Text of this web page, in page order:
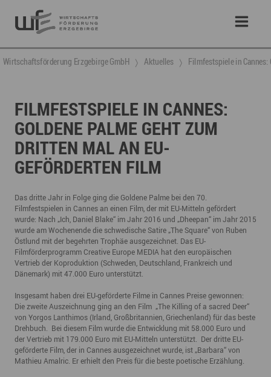
Wirtschaftsförderung Erzgebirge GmbH Aktuelles Filmfestspiele in
FILMFESTSPIELE IN CANNES:
GOLDENE PALME GEHT ZUM
DRITTEN MAL AN EU-
GEFÖRDERTEN FILM
Das dritte Jahr in Folge ging die Goldene Palme bei den 70.
Filmfestspielen in Cannes an einen Film, der mit EU-Mitteln gefördert
wurde: Nach „Ich, Daniel Blake“ im Jahr 2016 und „Dheepan“ im Jahr 2015
wurde am Wochenende die schwedische Satire „The Square“ von Ruben
Östlund mit der begehrten Trophäe ausgezeichnet. Das EU-
Filmförderprogramm Creative Europe MEDIA hat den europäischen
Vertrieb der Koproduktion (Schweden, Deutschland, Frankreich und
Dänemark) mit 47.000 Euro unterstützt.
Insgesamt haben drei EU-geförderte Filme in Cannes Preise gewonnen:
Die zweite Auszeichnung ging an den Film „The Killing of a sacred Deer“
von Yorgos Lanthimos (Irland, Großbritannien, Griechenland) für das beste
Drehbuch. Bei diesem Film wurde die Entwicklung mit 58.000 Euro und
der Vertrieb mit 179.000 Euro mit EU-Mitteln unterstützt. Der dritte EU-
geförderte Film, der in Cannes ausgezeichnet wurde, ist „Barbara“ von
Mathieu Amalric. Er erhielt den Preis für die beste poetische Erzählung.